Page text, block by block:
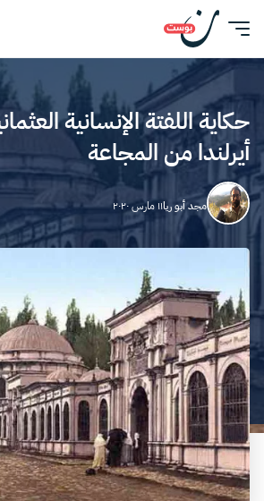
حكاية اللفتة الإنسانية
أيرلندا من المجاعة
مجد أبو ريا١١ مارس ٢٠٢٠